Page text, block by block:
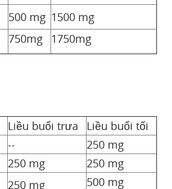
500 mg 1500 mg
750mg 1750mg
Liều buổi trưa
Liều buổi tối
--
250 mg
250 mg
250 mg
250 mg 500 mg